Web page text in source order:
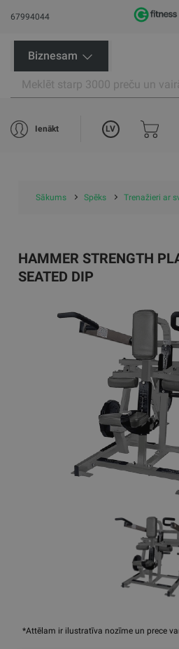
67994044
Biznesam
Ienākt LV
Sākums Spēks Trenažieri ar
*Attēlam ir ilustratīva nozīme un prece
HAMMER STRENGTH
SEATED DIP